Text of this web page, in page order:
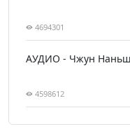
4694301
АУДИО - Чжун
4598612